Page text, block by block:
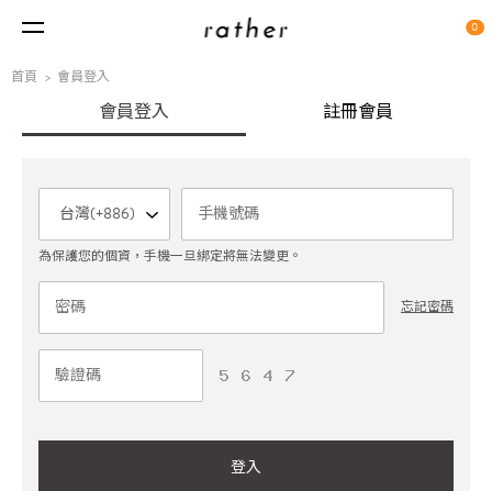
0
首頁 會員登入
會員登入 註冊會員
為保護您的個資，手機一旦綁定將無法變更。
忘記密碼
登入